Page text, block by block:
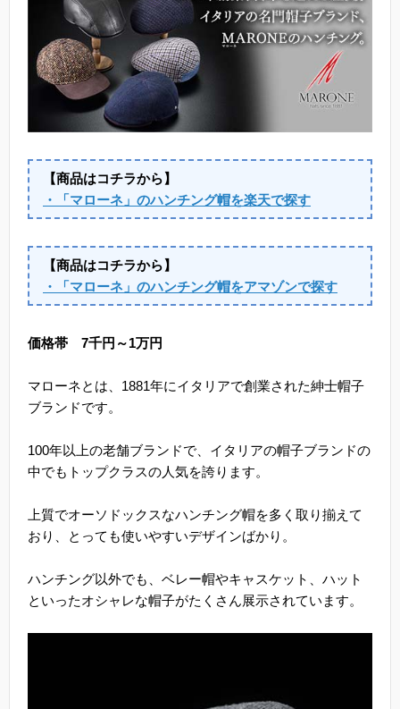
【商品はコチラから】
・「マローネ」のハンチング帽を楽天で探す
【商品はコチラから】
・「マローネ」のハンチング帽をアマゾンで探す
価格帯 7千円～1万円
マローネとは、1881年にイタリアで創業された紳士帽子
ブランドです。
100年以上の老舗ブランドで、イタリアの帽子ブランドの
中でもトップクラスの人気を誇ります。
上質でオーソドックスなハンチング帽を多く取り揃えて
おり、とっても使いやすいデザインばかり。
ハンチング以外でも、ベレー帽やキャスケット、ハット
といったオシャレな帽子がたくさん展示されています。